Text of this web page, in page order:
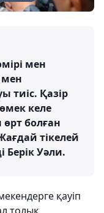
мен
мен
тиіс. Қазір
келе
болған
тікелей
Уәли.
қауіп